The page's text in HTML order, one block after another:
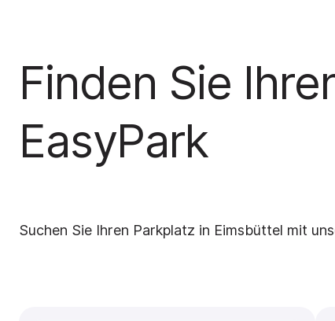
Finden Sie
EasyPark
Suchen Sie Ihren Parkplatz in Eimsbüttel mit